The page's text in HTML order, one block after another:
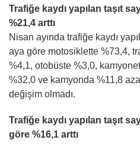
Trafiğe kaydı yapılan taşıt
%21,4 arttı
Nisan ayında trafiğe kaydı
aya göre motosiklette %73,4,
%4,1, otobüste %3,0,
%32,0 ve kamyonda %11,8
değişim olmadı.
Trafiğe kaydı yapılan taşıt
göre %16,1 arttı